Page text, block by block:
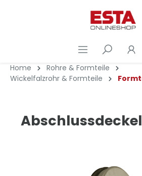
Home
Rohre & Formteile
Wickelfalzrohr & Formteile